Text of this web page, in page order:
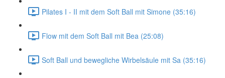
Pilates I - II mit dem Soft Ball mit Simone (35:16)
Flow mit dem Soft Ball mit Bea (25:08)
Soft Ball und bewegliche Wirbelsäule mit Sa (35:16)